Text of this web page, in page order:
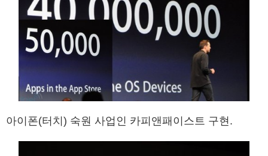
아이폰(터치) 숙원 사업인 카피앤패이스트 구현.